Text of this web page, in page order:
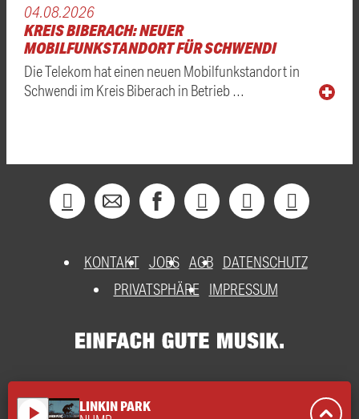
04.08.2026
KREIS BIBERACH: NEUER
MOBILFUNKSTANDORT FÜR SCHWENDI
Die Telekom hat einen neuen Mobilfunkstandort in
Schwendi im Kreis Biberach in Betrieb …
KONTAKT JOBS AGB DATENSCHUTZ
PRIVATSPHÄRE
IMPRESSUM
play_arrow LINKIN PARK